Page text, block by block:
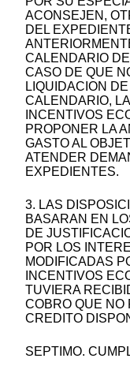
ACONSEJEN,
DEL
CALENDARIO
CASO DE QUE
LIQUIDACION
CALENDARIO,
INCENTIVOS
PROPONER LA
GASTO AL
ATENDER
EXPEDIENTES.
3. LAS
BASARAN EN
DE
POR LOS
MODIFICADAS
INCENTIVOS
TUVIERA
COBRO QUE NO
CREDITO
SEPTIMO.